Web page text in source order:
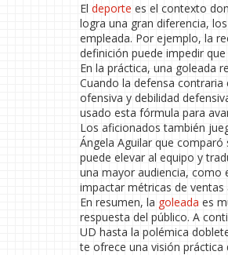
El deporte es el contexto
logra una gran diferencia,
empleada. Por ejemplo, la
definición puede impedir
En la práctica, una goleada
Cuando la defensa
ofensiva y debilidad
usado esta fórmula para
Los aficionados también
Ángela Aguilar que
puede elevar al equipo y
una mayor audiencia, como
impactar métricas de
En resumen, la goleada es
respuesta del público. A
UD hasta la polémica
te ofrece una visión